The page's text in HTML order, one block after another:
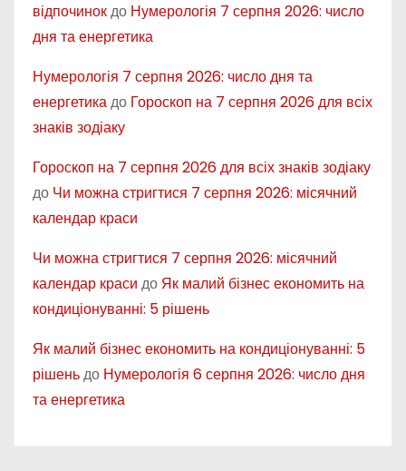
відпочинокдо Нумерологія 7 серпня 2026: число
дня та енергетика
Нумерологія 7 серпня 2026: число дня та
енергетикадо Гороскоп на 7 серпня 2026 для всіх
знаків зодіаку
Гороскоп на 7 серпня 2026 для всіх знаків зодіаку
до Чи можна стригтися 7 серпня 2026: місячний
календар краси
Чи можна стригтися 7 серпня 2026: місячний
календар краси до Як малий бізнес економить на
кондиціонуванні: 5 рішень
Як малий бізнес економить на кондиціонуванні: 5
рішеньдо Нумерологія 6 серпня 2026: число дня
та енергетика